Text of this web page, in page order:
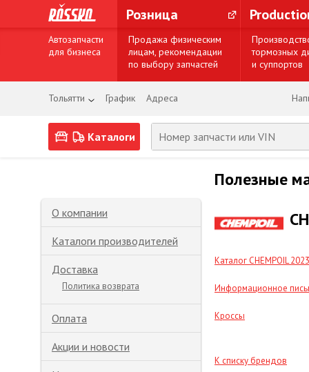
Розница
Автозапчасти
для бизнеса
Продажа физическим
лицам, рекомендации
по выбору запчастей
тормозных
и суппортов
Тольятти График Адреса
Каталоги
О компании
Каталоги производителей
Доставка
Политика возврата
Оплата
Акции и новости
Полезные
Каталог CHEMPOIL 2023
Информационное
Кроссы
К списку брендов